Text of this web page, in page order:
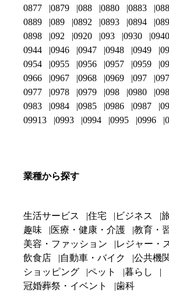
0877
0879 088 0880 0883
0889
089 0892 0893 0894
0898
092 0920 093 0930 0940
0944
0946 0947 0948 0949
0954
0955 0956 0957 0959
0966
0967 0968 0969 097
0977
0978 0979 098 0980
0983
0984 0985 0986 0987
09913
0993 0994 0995 0996
業種から探す
生活サービス 住宅 ビジネス
趣味
医療・健康・介護
教育・
美容・ファッション
レジャー・
飲食店
自動車・バイク
公共機
ショッピング
ペット
暮らし
冠婚葬祭・イベント
歯科